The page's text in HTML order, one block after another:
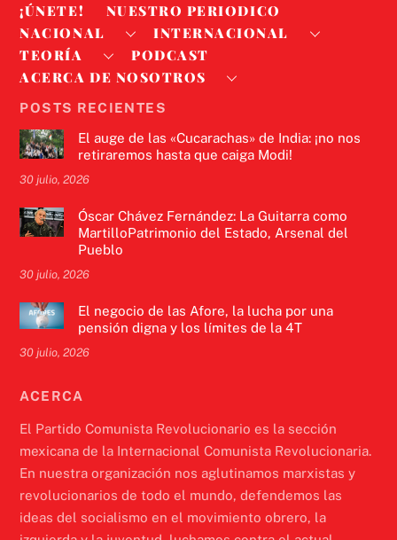
¡ÚNETE!
NUESTRO PERIODICO
NACIONAL
INTERNACIONAL
TEORÍA
PODCAST
ACERCA DE NOSOTROS
POSTS RECIENTES
El auge de las «Cucarachas» de India: ¡no nos
retiraremos hasta que caiga Modi!
30 julio, 2026
Óscar Chávez Fernández: La Guitarra como
MartilloPatrimonio del Estado, Arsenal del
Pueblo
30 julio, 2026
El negocio de las Afore, la lucha por una
pensión digna y los límites de la 4T
30 julio, 2026
ACERCA
El Partido Comunista Revolucionario es la sección
mexicana de la Internacional Comunista Revolucionaria.
En nuestra organización nos aglutinamos marxistas y
revolucionarios de todo el mundo, defendemos las
ideas del socialismo en el movimiento obrero, la